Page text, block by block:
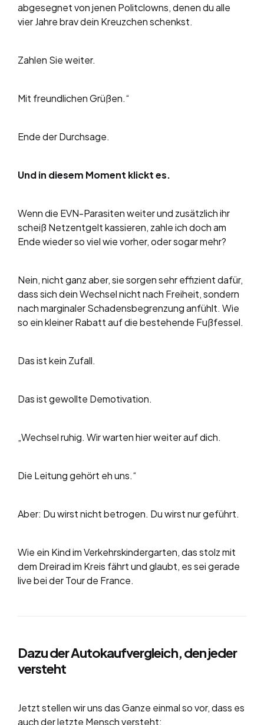
abgesegnet von jenen Politclowns, denen du alle
vier Jahre brav dein Kreuzchen schenkst.
Zahlen Sie weiter.
Mit freundlichen Grüßen.“
Ende der Durchsage.
Und in diesem Moment klickt es.
Wenn die EVN-Parasiten weiter und zusätzlich ihr
scheiß Netzentgelt kassieren, zahle ich doch am
Ende wieder so viel wie vorher, oder sogar mehr?
Nein, nicht ganz aber, sie sorgen sehr effizient dafür,
dass sich dein Wechsel nicht nach Freiheit, sondern
nach marginaler Schadensbegrenzung anfühlt. Wie
so ein kleiner Rabatt auf die bestehende Fußfessel.
Das ist kein Zufall.
Das ist gewollte Demotivation.
„Wechsel ruhig. Wir warten hier weiter auf dich.
Die Leitung gehört eh uns.“
Aber: Du wirst nicht betrogen. Du wirst nur geführt.
Wie ein Kind im Verkehrskindergarten, das stolz mit
dem Dreirad im Kreis fährt und glaubt, es sei gerade
live bei der Tour de France.
Dazu der Autokaufvergleich, den jeder
versteht
Jetzt stellen wir uns das Ganze einmal so vor, dass es
auch der letzte Mensch versteht: